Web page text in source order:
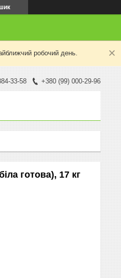
робочий день.
33-58 +380 (99) 000-29-96
готова), 17 кг